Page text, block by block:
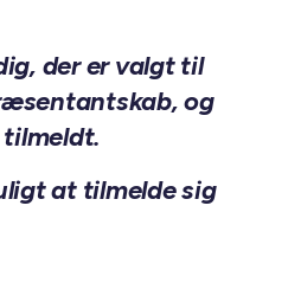
der er valgt til
og
tilmeldt.
at tilmelde sig